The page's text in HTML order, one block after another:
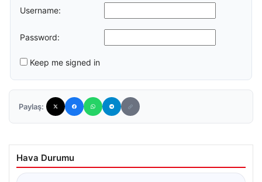
Username:
Password:
Keep me signed in
Paylaş:
Hava Durumu